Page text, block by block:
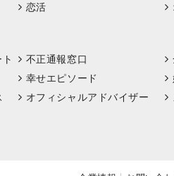
恋活
不正通報窓口
幸せエピソード
オフィシャルアドバイザー